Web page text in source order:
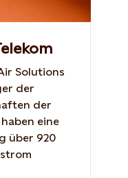
Solutions
der
der
eine
über 920